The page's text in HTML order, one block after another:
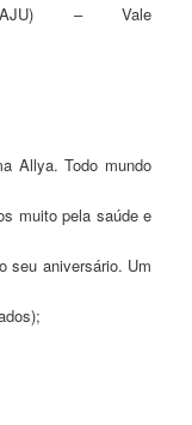
– Vale
Allya. Todo mundo
muito pela saúde e
seu aniversário. Um